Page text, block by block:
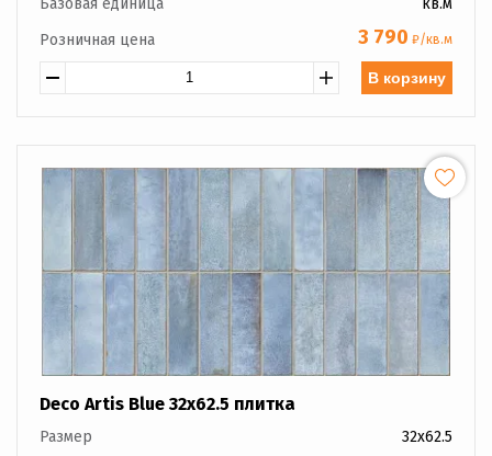
Розничная цена
3 790 ₽/кв.м
В корзину
Deco Artis Blue 32x62.5 плитка
Размер
32x62.5